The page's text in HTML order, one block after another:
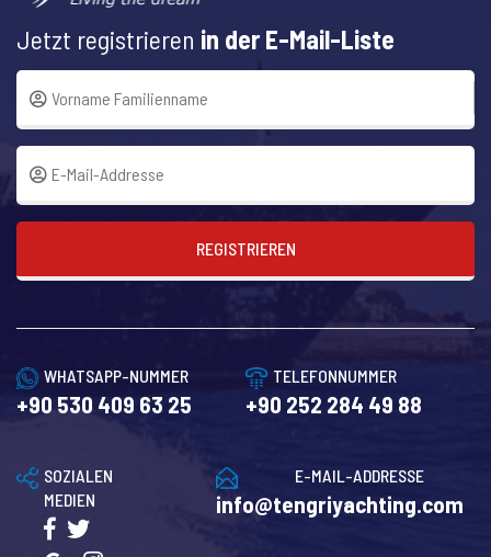
Jetzt registrieren in der E-Mail-Liste
REGISTRIEREN
WHATSAPP-NUMMER
+90 530 409 63 25
TELEFONNUMMER
+90 252 284 49 88
E-MAIL-ADDRESSE
info@tengriyachting.com
SOZIALEN
MEDIEN